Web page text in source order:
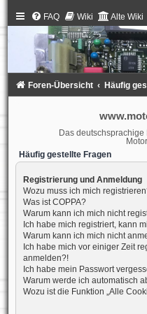
FAQ Wiki Alte Wiki
Foren-Übersicht Häufig
Das
Häufig gestellte Fragen
Registrierung und Anmeldung
Wozu muss ich mich
Was ist COPPA?
Warum kann ich mich nicht
Ich habe mich registriert, kann
Warum kann ich mich nicht
Ich habe mich vor einiger Zeit
anmelden?!
Ich habe mein Passwort
Warum werde ich automatisch
Wozu ist die Funktion „Alle